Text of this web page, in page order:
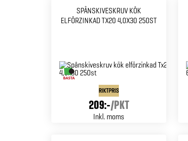
SPÅNSKIVESKRUV KÖK
ELFÖRZINKAD TX20 4,0X30 250ST
RIKTPRIS
209:-/PKT
Inkl. moms